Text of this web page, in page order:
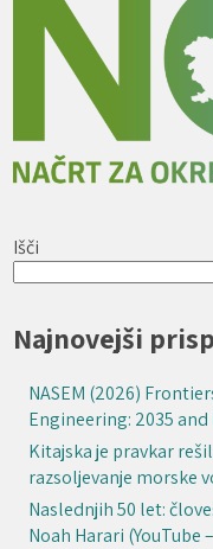
Išči
Najnovejši
NASEM (2026)
Engineering: 2035 and
Kitajska je pravkar
razsoljevanje morske
Naslednjih 50 let:
Noah Harari (YouTube